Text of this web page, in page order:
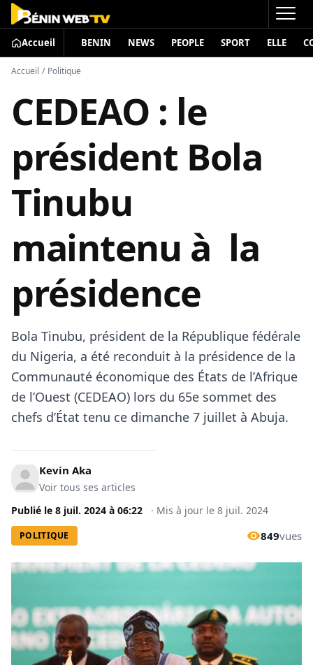
Accueil BENIN NEWS PEOPLE SPORT ELLE
Accueil / Politique
CEDEAO : le
président Bola
Tinubu
maintenu à la
présidence
Bola Tinubu, président de la République fédérale
du Nigeria, a été reconduit à la présidence de la
Communauté économique des États de l’Afrique
de l’Ouest (CEDEAO) lors du 65e sommet des
chefs d’État tenu ce dimanche 7 juillet à Abuja.
Kevin Aka
Voir tous ses articles
Publié le 8 juil. 2024 à 06:22 · Mis à jour le 8 juil. 2024
POLITIQUE 849vues